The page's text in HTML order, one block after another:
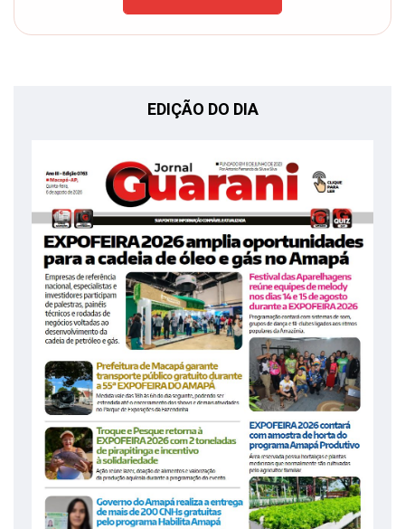
EDIÇÃO DO DIA